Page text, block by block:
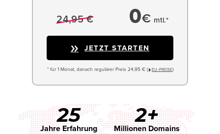
24,95 € 0€ mtl.*
JETZT STARTEN
* für 1 Monat, danach regulärer Preis 24,95 € ( EU−PREISE)
25
Jahre Erfahrung
2+
Millionen Domains